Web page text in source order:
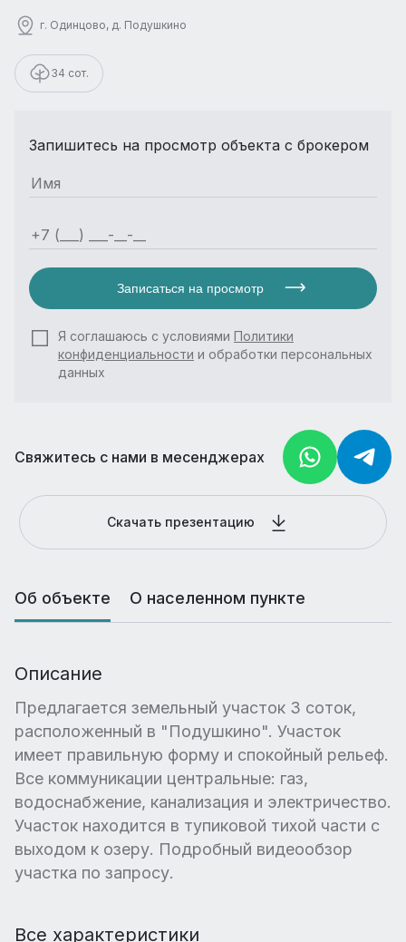
г. Одинцово, д. Подушкино
34 сот.
Запишитесь на просмотр объекта с брокером
Записаться на просмотр
Я соглашаюсь с условиями Политики
конфиденциальности и обработки персональных
данных
Свяжитесь с нами в месенджерах
Скачать презентацию
Об объекте О населенном пункте
Описание
Предлагается земельный участок 3 соток,
расположенный в "Подушкино". Участок
имеет правильную форму и спокойный рельеф.
Все коммуникации центральные: газ,
водоснабжение, канализация и электричество.
Участок находится в тупиковой тихой части с
выходом к озеру. Подробный видеообзор
участка по запросу.
Все характеристики